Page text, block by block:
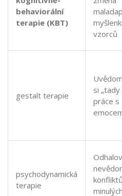
behaviorální
terapie (KBT)
vzorců
gestalt terapie
si „tady
práce s
psychodynamická
terapie
minulých